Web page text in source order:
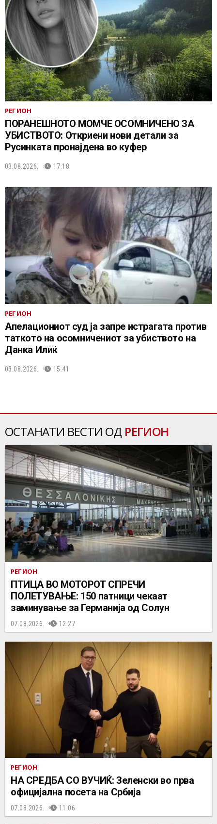
РЕГИОН
ПОРАНЕШНОТО МОМЧЕ ОСОМНИЧЕНО ЗА
УБИСТВОТО: Откриени нови детали за
Русинката пронајдена во куфер
03.08.2026. 17:18
РЕГИОН
Апелациониот суд ја запре истрагата против
таткото на осомничениот за убиството на
Данка Илиќ
03.08.2026. 15:41
ОСТАНАТИ ВЕСТИ ОД РЕГИОН
РЕГИОН
ПТИЦА ВО МОТОРОТ СПРЕЧИ
ПОЛЕТУВАЊЕ: 150 патници чекаат
заминување за Германија од Солун
07.08.2026. 12:27
РЕГИОН
НА СРЕДБА СО ВУЧИЌ: Зеленски во прва
официјална посета на Србија
07.08.2026. 11:06